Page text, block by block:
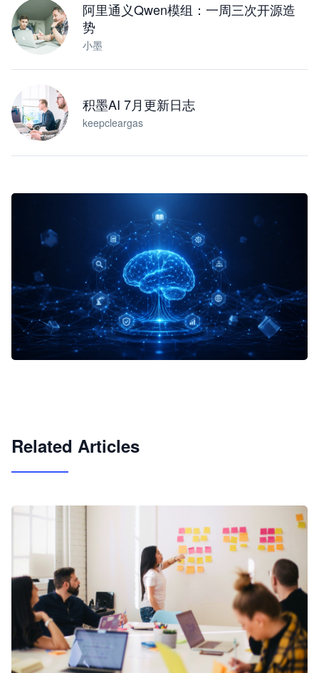
阿里通义Qwen模组：一周三次开源造
势
小墨
积墨AI 7月更新日志
keepcleargas
Related Articles